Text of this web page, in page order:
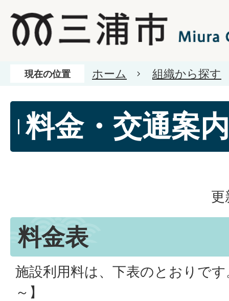
現在の位置 ホーム 組織から探す
料金・交通案
更
料金表
施設利用料は、下表のとおりで
～】